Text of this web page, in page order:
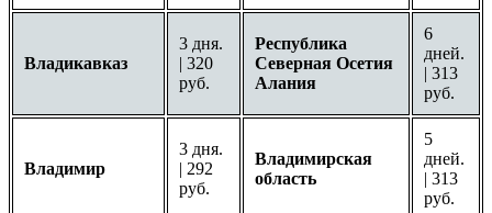
Владикавказ
3 дня.
| 320
руб.
Республика
Северная Осетия
Алания
6
дней.
| 313
руб.
Владимир
3 дня.
| 292
руб.
Владимирская
область
5
дней.
| 313
руб.